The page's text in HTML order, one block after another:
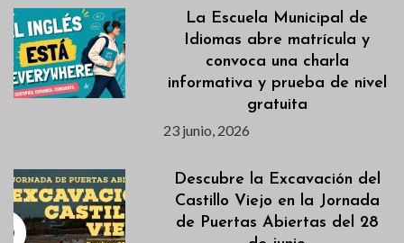
La Escuela Municipal de
Idiomas abre matrícula y
convoca una charla
informativa y prueba de nivel
gratuita
23 junio, 2026
Descubre la Excavación del
Castillo Viejo en la Jornada
de Puertas Abiertas del 28